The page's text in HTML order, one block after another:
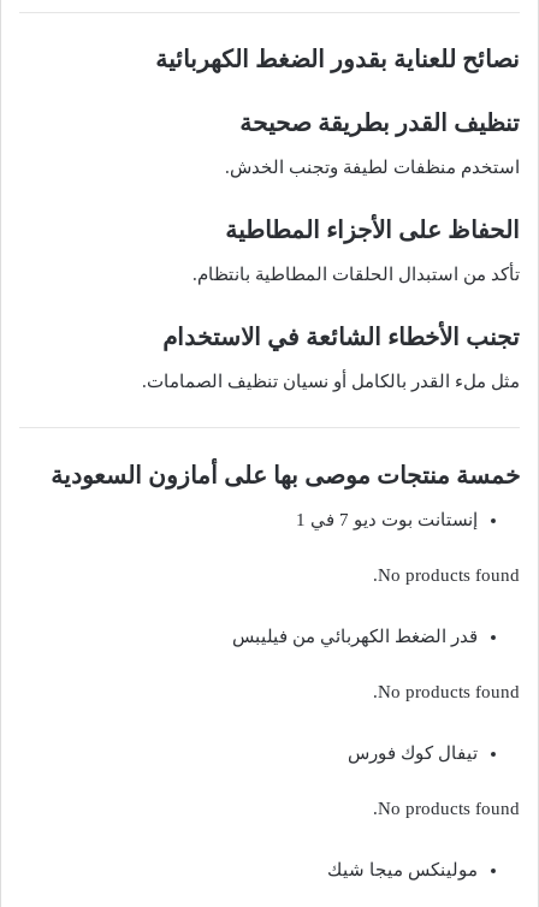
نصائح للعناية بقدور الضغط الكهربائية
تنظيف القدر بطريقة صحيحة
استخدم منظفات لطيفة وتجنب الخدش.
الحفاظ على الأجزاء المطاطية
تأكد من استبدال الحلقات المطاطية بانتظام.
تجنب الأخطاء الشائعة في الاستخدام
مثل ملء القدر بالكامل أو نسيان تنظيف الصمامات.
خمسة منتجات موصى بها على أمازون السعودية
إنستانت بوت ديو 7 في 1
No products found.
قدر الضغط الكهربائي من فيليبس
No products found.
تيفال كوك فورس
No products found.
مولينكس ميجا شيك